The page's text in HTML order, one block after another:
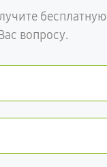
бесплатную
вопросу.